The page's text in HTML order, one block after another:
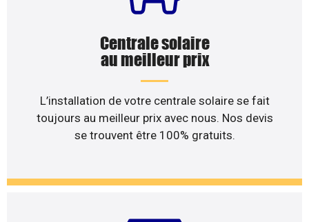
Centrale solaire
au meilleur prix
L’installation de votre centrale solaire se fait
toujours au meilleur prix avec nous. Nos devis
se trouvent être 100% gratuits.